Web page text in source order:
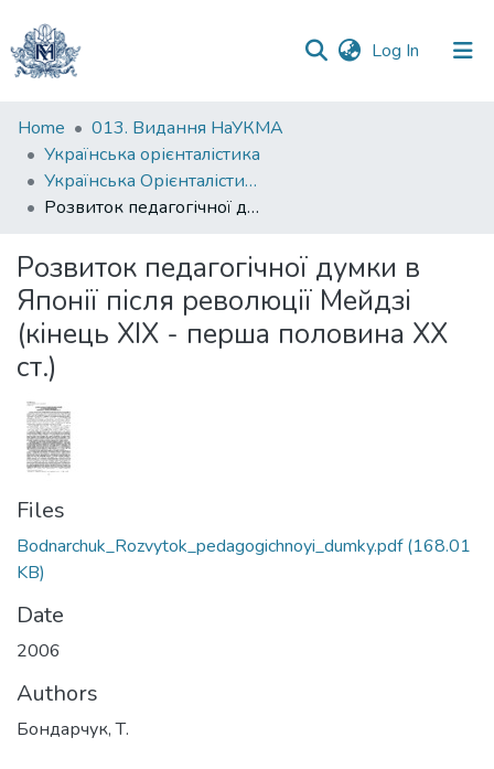
Log In (current)
Communities
&
Collections
Statistics
Home
013. Видання НаУКМА
Українська орієнталістика
Українська Орієнталістика. Випуск 1, 2006
Розвиток педагогічної думки в Японії після революції Мейдзі (кінець ХІХ - перша половина ХХ ст.)
Розвиток педагогічної думки в
Японії після революції Мейдзі
(кінець ХІХ - перша половина ХХ
ст.)
Files
Bodnarchuk_Rozvytok_pedagogichnoyi_dumky.pdf(168.01
KB)
Date
2006
Authors
Бондарчук, Т.